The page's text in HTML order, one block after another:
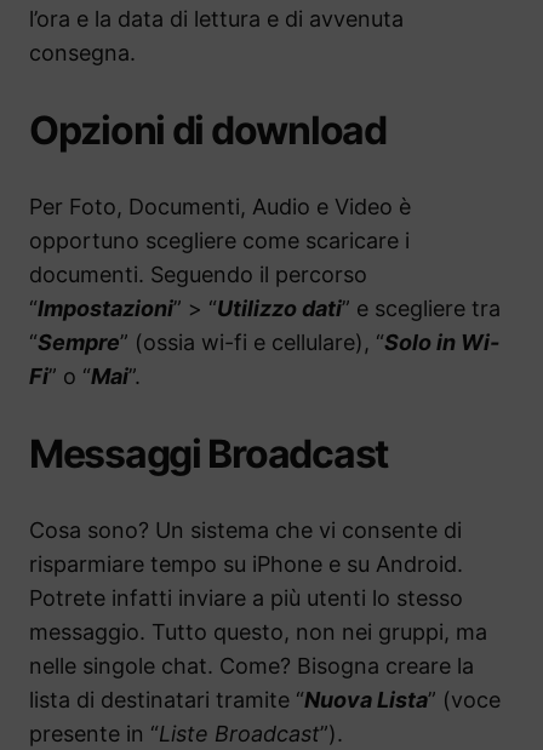
l’ora e la data di lettura e di avvenuta
consegna.
Opzioni di download
Per Foto, Documenti, Audio e Video è
opportuno scegliere come scaricare i
documenti. Seguendo il percorso
“Impostazioni” > “Utilizzo dati” e scegliere tra
“Sempre” (ossia wi-fi e cellulare), “Solo in Wi-
Fi” o “Mai”.
Messaggi Broadcast
Cosa sono? Un sistema che vi consente di
risparmiare tempo su iPhone e su Android.
Potrete infatti inviare a più utenti lo stesso
messaggio. Tutto questo, non nei gruppi, ma
nelle singole chat. Come? Bisogna creare la
lista di destinatari tramite “Nuova Lista” (voce
presente in “Liste Broadcast”).